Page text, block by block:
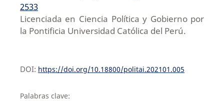
2533
Licenciada en Ciencia Política y Gobierno por
la Pontificia Universidad Católica del Perú.
DOI: https://doi.org/10.18800/politai.202101.005
Palabras clave: